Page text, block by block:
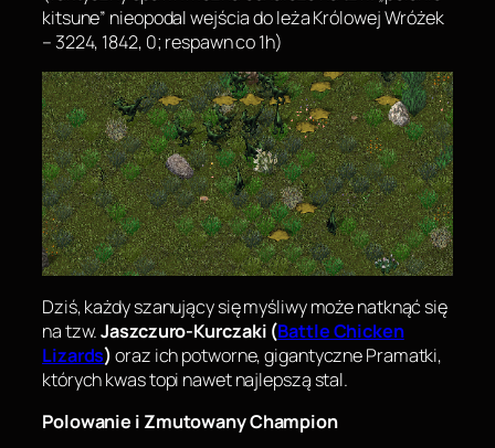
kitsune” nieopodal wejścia do leża Królowej Wróżek
– 3224, 1842, 0; respawn co 1h)
Dziś, każdy szanujący się myśliwy może natknąć się
na tzw.Jaszczuro-Kurczaki (Battle Chicken
Lizards) oraz ich potworne, gigantyczne Pramatki,
których kwas topi nawet najlepszą stal.
Polowanie i Zmutowany Champion